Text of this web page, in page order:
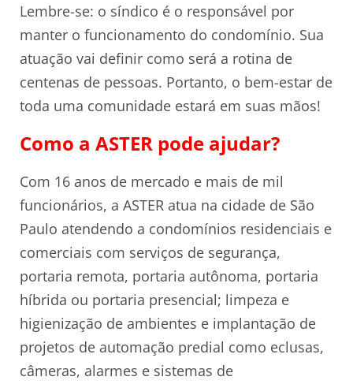
Lembre-se: o síndico é o responsável por
manter o funcionamento do condomínio. Sua
atuação vai definir como será a rotina de
centenas de pessoas. Portanto, o bem-estar de
toda uma comunidade estará em suas mãos!
Como a ASTER pode ajudar?
Com 16 anos de mercado e mais de mil
funcionários, a ASTER atua na cidade de São
Paulo atendendo a condomínios residenciais e
comerciais com serviços de segurança,
portaria remota, portaria autônoma, portaria
híbrida ou portaria presencial; limpeza e
higienização de ambientes e implantação de
projetos de automação predial como eclusas,
câmeras, alarmes e sistemas de